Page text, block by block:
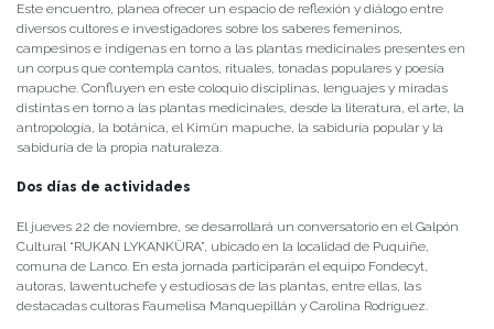
Este encuentro, planea ofrecer un espacio de reflexión y diálogo entre
diversos cultores e investigadores sobre los saberes femeninos,
campesinos e indígenas en torno a las plantas medicinales presentes en
un corpus que contempla cantos, rituales, tonadas populares y poesía
mapuche. Confluyen en este coloquio disciplinas, lenguajes y miradas
distintas en torno a las plantas medicinales, desde la literatura, el arte, la
antropología, la botánica, el Kimün mapuche, la sabiduría popular y la
sabiduría de la propia naturaleza.
Dos días de actividades
El jueves 22 de noviembre, se desarrollará un conversatorio en el Galpón
Cultural “RUKAN LYKANKÜRA”, ubicado en la localidad de Puquiñe,
comuna de Lanco. En esta jornada participarán el equipo Fondecyt,
autoras, lawentuchefe y estudiosas de las plantas, entre ellas, las
destacadas cultoras Faumelisa Manquepillán y Carolina Rodríguez.